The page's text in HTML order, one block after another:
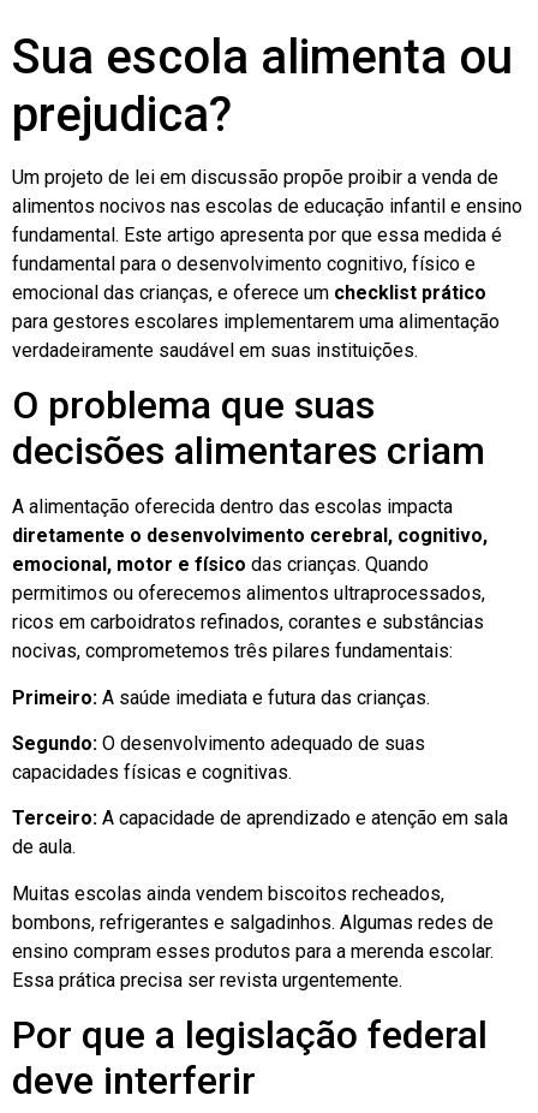
Sua escola alimenta ou
prejudica?
Um projeto de lei em discussão propõe proibir a venda de
alimentos nocivos nas escolas de educação infantil e ensino
fundamental. Este artigo apresenta por que essa medida é
fundamental para o desenvolvimento cognitivo, físico e
emocional das crianças, e oferece um checklist prático
para gestores escolares implementarem uma alimentação
verdadeiramente saudável em suas instituições.
O problema que suas
decisões alimentares criam
A alimentação oferecida dentro das escolas impacta
diretamente o desenvolvimento cerebral, cognitivo,
emocional, motor e físico das crianças. Quando
permitimos ou oferecemos alimentos ultraprocessados,
ricos em carboidratos refinados, corantes e substâncias
nocivas, comprometemos três pilares fundamentais:
Primeiro: A saúde imediata e futura das crianças.
Segundo: O desenvolvimento adequado de suas
capacidades físicas e cognitivas.
Terceiro: A capacidade de aprendizado e atenção em sala
de aula.
Muitas escolas ainda vendem biscoitos recheados,
bombons, refrigerantes e salgadinhos. Algumas redes de
ensino compram esses produtos para a merenda escolar.
Essa prática precisa ser revista urgentemente.
Por que a legislação federal
deve interferir